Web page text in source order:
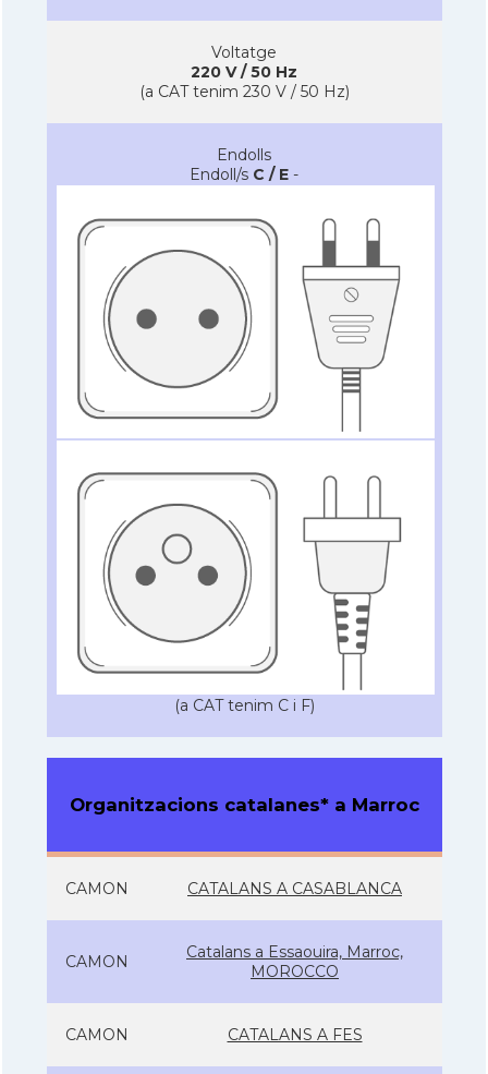
Voltatge
220 V / 50 Hz
(a CAT tenim 230 V / 50 Hz)
Endolls
Endoll/s C / E -
(a CAT tenim C i F)
Organitzacions catalanes* a Marroc
CAMON CATALANS A CASABLANCA
CAMON
Catalans a Essaouira, Marroc,
MOROCCO
CAMON CATALANS A FES